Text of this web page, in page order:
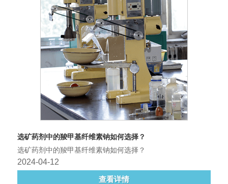
选矿药剂中的羧甲基纤维素钠如何选择？
选矿药剂中的羧甲基纤维素钠如何选择？
2024-04-12
查看详情